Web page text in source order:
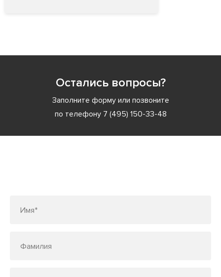
Остались вопросы?
Заполните форму или позвоните
по телефону 7 (495) 150-33-48
Имя*
Фамилия